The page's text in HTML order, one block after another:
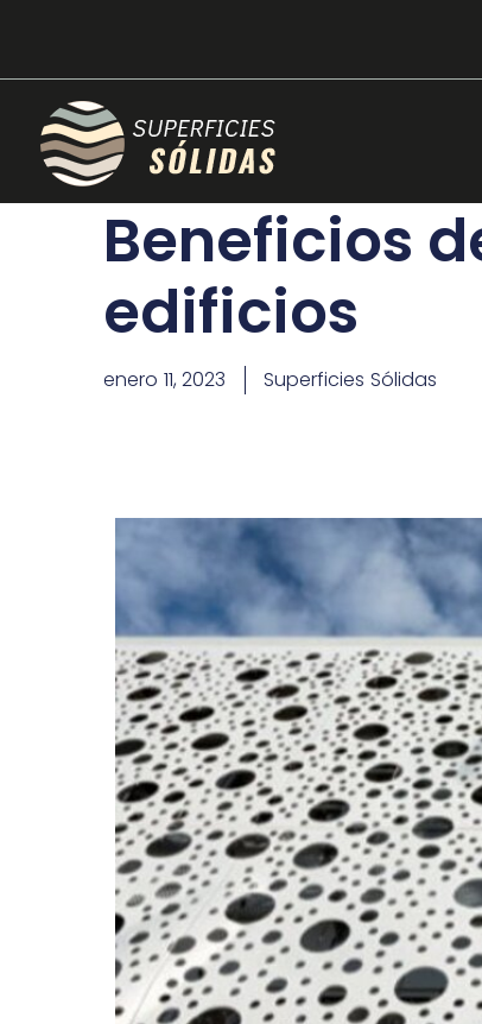
Beneficios
edificios
enero 11, 2023 Superficies Sólidas